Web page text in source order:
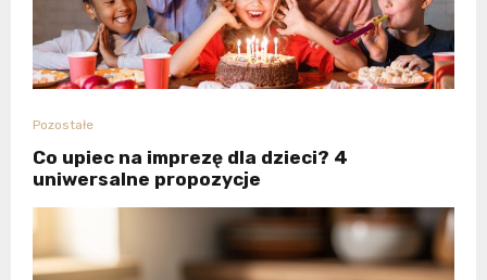
Pozostałe
Co upiec na imprezę dla dzieci? 4
uniwersalne propozycje